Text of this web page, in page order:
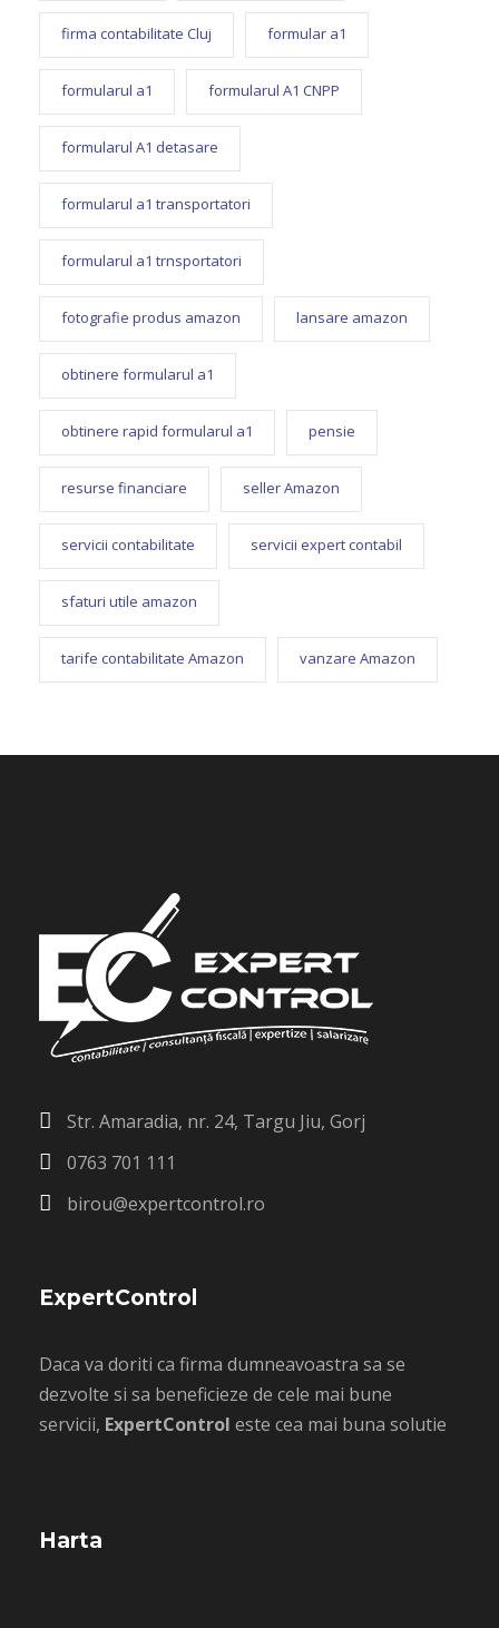
firma contabilitate Cluj formular a1
formularul a1 formularul A1 CNPP
formularul A1 detasare
formularul a1 transportatori
formularul a1 trnsportatori
fotografie produs amazon lansare amazon
obtinere formularul a1
obtinere rapid formularul a1 pensie
resurse financiare seller Amazon
servicii contabilitate servicii expert contabil
sfaturi utile amazon
tarife contabilitate Amazon vanzare Amazon
Str. Amaradia, nr. 24, Targu Jiu, Gorj
0763 701 111
birou@expertcontrol.ro
ExpertControl
Daca va doriti ca firma dumneavoastra sa se
dezvolte si sa beneficieze de cele mai bune
servicii, ExpertControl este cea mai buna solutie
Harta